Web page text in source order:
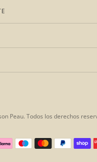
Peau. Todos los derechos